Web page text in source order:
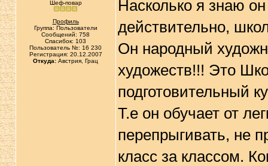
Шеф-повар
Профиль
Группа: Пользователи
Сообщений: 758
Спасибок: 103
Пользователь №: 16 230
Регистрация: 20.12.2007
Откуда: Австрия, Грац
Насколько я знаю
действительно,
Он народный
художеств!!! Это
подготовительный
Т.е он обучает от
перепрыгивать, не
класс за классом.